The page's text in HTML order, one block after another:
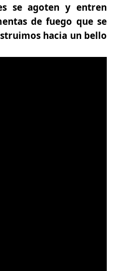
se agoten y entren
de fuego que se
hacia un bello